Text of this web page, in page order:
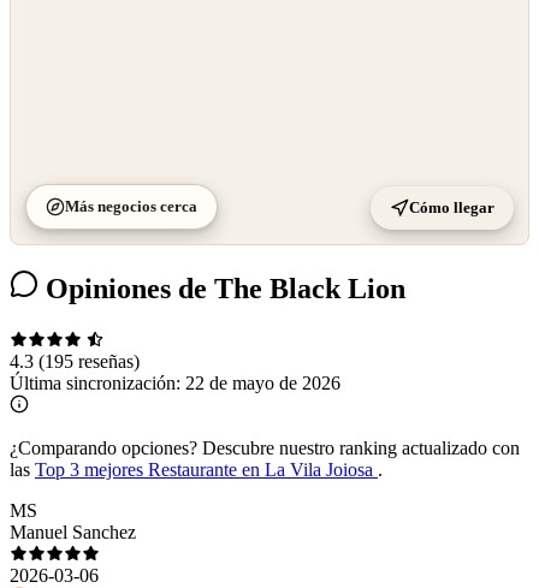
Más negocios cerca Cómo llegar
Opiniones de The Black Lion
4.3 (195 reseñas)
Última sincronización: 22 de mayo de 2026
¿Comparando opciones? Descubre nuestro ranking actualizado con
las Top 3 mejores Restaurante en La Vila Joiosa .
MS
Manuel Sanchez
2026-03-06